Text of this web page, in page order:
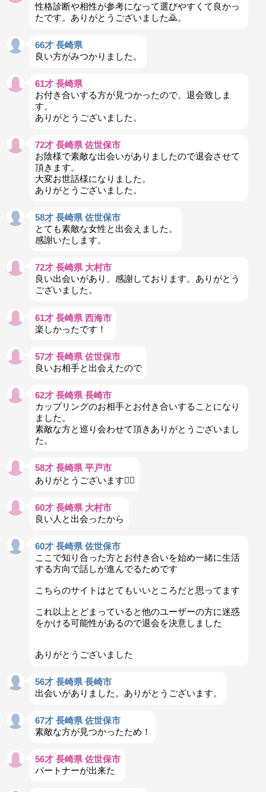
性格診断や相性が参考になって選びやすくて良かっ
たです。ありがとうございました🙇。
66才 長崎県
良い方がみつかりました。
61才 長崎県
お付き合いする方が見つかったので、退会致しま
す。
ありがとうございました。
72才 長崎県 佐世保市
お陰様で素敵な出会いがありましたので退会させて
頂きます。
大変お世話様になりました。
ありがとうございました。
58才 長崎県 佐世保市
とても素敵な女性と出会えました。
感謝いたします。
72才 長崎県 大村市
良い出会いがあり、感謝しております。ありがとう
ございました。
61才 長崎県 西海市
楽しかったです！
57才 長崎県 佐世保市
良いお相手と出会えたので
62才 長崎県 長崎市
カップリングのお相手とお付き合いすることになり
ました。
素敵な方と巡り会わせて頂きありがとうございまし
た。
58才 長崎県 平戸市
ありがとうございます🙇‍♀
60才 長崎県 大村市
良い人と出会ったから
60才 長崎県 佐世保市
ここで知り合った方とお付き合いを始め一緒に生活
する方向で話しが進んでるためです
こちらのサイトはとてもいいところだと思ってます
これ以上とどまっていると他のユーザーの方に迷惑
をかける可能性があるので退会を決意しました
ありがとうございました
56才 長崎県 長崎市
出会いがありました。ありがとうございます。
67才 長崎県 佐世保市
素敵な方が見つかったため！
56才 長崎県 佐世保市
パートナーが出来た